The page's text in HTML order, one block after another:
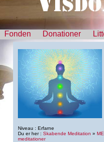
Fonden Donationer
Niveau : Erfarne
Du er her : Skabende Meditation »
meditationer